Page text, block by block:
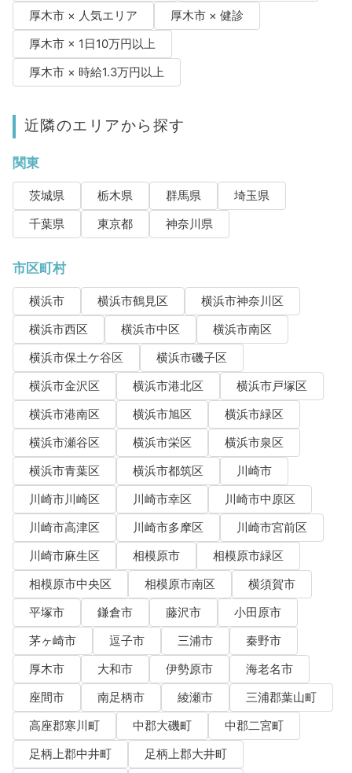
厚木市 × 人気エリア
厚木市 × 健診
厚木市 × 1日10万円以上
厚木市 × 時給1.3万円以上
近隣のエリアから探す
関東
茨城県 栃木県 群馬県
埼玉県
千葉県
東京都 神奈川県
市区町村
横浜市 横浜市鶴見区
横浜市神奈川区
横浜市西区
横浜市中区
横浜市南区
横浜市保土ケ谷区
横浜市磯子区
横浜市金沢区
横浜市港北区
横浜市戸塚区
横浜市港南区
横浜市旭区
横浜市緑区
横浜市瀬谷区
横浜市栄区
横浜市泉区
横浜市青葉区
横浜市都筑区
川崎市
川崎市川崎区
川崎市幸区
川崎市中原区
川崎市高津区
川崎市多摩区
川崎市宮前区
川崎市麻生区
相模原市
相模原市緑区
相模原市中央区
相模原市南区
横須賀市
平塚市
鎌倉市 藤沢市
小田原市
茅ヶ崎市
逗子市 三浦市
秦野市
厚木市
大和市 伊勢原市
海老名市
座間市
南足柄市 綾瀬市
三浦郡葉山町
高座郡寒川町
中郡大磯町
中郡二宮町
足柄上郡中井町
足柄上郡大井町